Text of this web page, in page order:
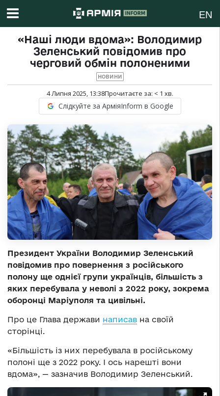
EN
«Наші люди вдома»: Володимир
Зеленський повідомив про
черговий обмін полоненими
НОВИНИ
4 Липня 2025, 13:38Прочитаєте за: < 1 хв.
Слідкуйте за АрміяInform в Google
Президент України Володимир Зеленський
повідомив про повернення з російського
полону ще однієї групи українців, більшість з
яких перебувала у неволі з 2022 року, зокрема
оборонці Маріуполя та цивільні.
Про це Глава держави написав на своїй
сторінці.
«Більшість із них перебувала в російському
полоні ще з 2022 року. І ось нарешті вони
вдома», — зазначив Володимир Зеленський.